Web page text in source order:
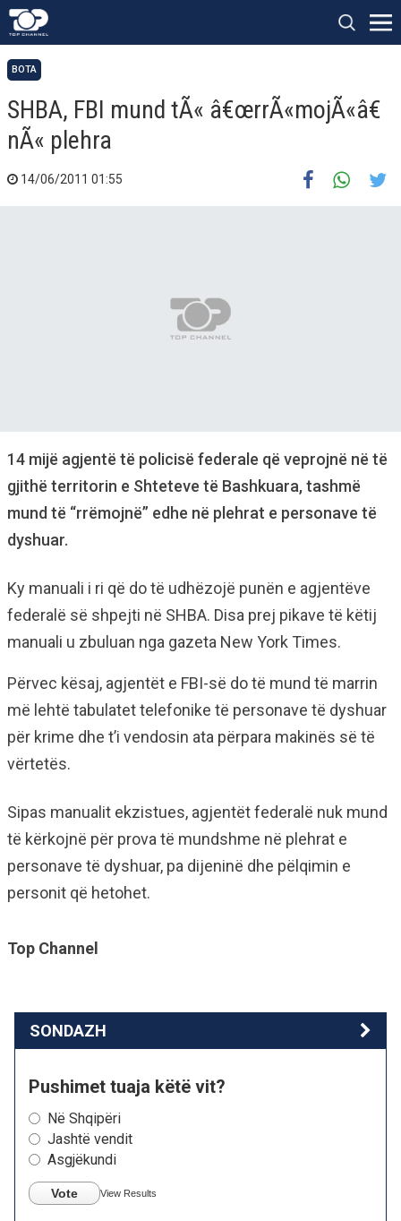
BOTA
SHBA, FBI mund tÃ« â€œrrÃ«mojÃ«â€
nÃ« plehra
14/06/2011 01:55
14 mijë agjentë të policisë federale që veprojnë në të
gjithë territorin e Shteteve të Bashkuara, tashmë
mund të “rrëmojnë” edhe në plehrat e personave të
dyshuar.
Ky manuali i ri që do të udhëzojë punën e agjentëve
federalë së shpejti në SHBA. Disa prej pikave të këtij
manuali u zbuluan nga gazeta New York Times.
Përvec kësaj, agjentët e FBI-së do të mund të marrin
më lehtë tabulatet telefonike të personave të dyshuar
për krime dhe t’i vendosin ata përpara makinës së të
vërtetës.
Sipas manualit ekzistues, agjentët federalë nuk mund
të kërkojnë për prova të mundshme në plehrat e
personave të dyshuar, pa dijeninë dhe pëlqimin e
personit që hetohet.
Top Channel
SONDAZH
Pushimet tuaja këtë vit?
Në Shqipëri
Jashtë vendit
Asgjëkundi
Vote View Results